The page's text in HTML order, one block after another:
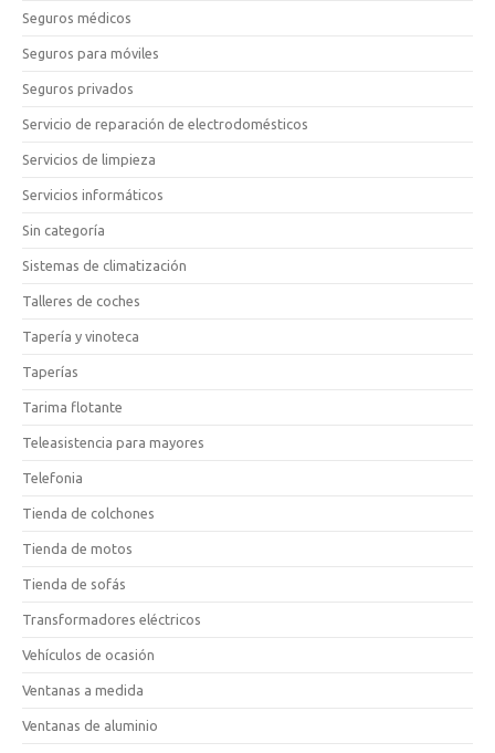
Seguros médicos
Seguros para móviles
Seguros privados
Servicio de reparación de electrodomésticos
Servicios de limpieza
Servicios informáticos
Sin categoría
Sistemas de climatización
Talleres de coches
Tapería y vinoteca
Taperías
Tarima flotante
Teleasistencia para mayores
Telefonia
Tienda de colchones
Tienda de motos
Tienda de sofás
Transformadores eléctricos
Vehículos de ocasión
Ventanas a medida
Ventanas de aluminio